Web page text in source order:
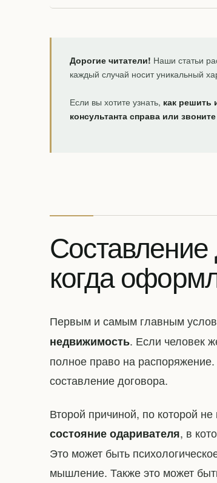
Дорогие читатели! Наши статьи
каждый случай носит уникальный
Если вы хотите узнать, как решить
консультанта справа или
Составление
когда
Первым и самым главным
недвижимость. Если человек
полное право на
составление договора.
Второй причиной, по которой
состояние одаривателя, в
Это может быть
мышление. Также это может